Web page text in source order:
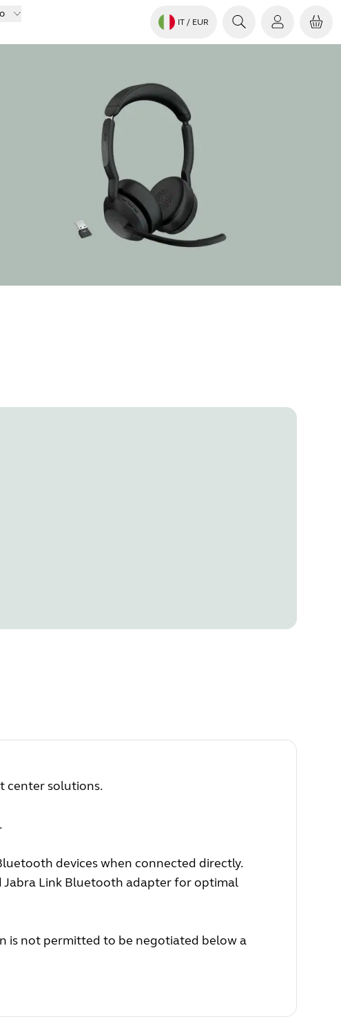
IT / EUR
center solutions.
devices when connected directly.
Jabra Link Bluetooth adapter for optimal
is not permitted to be negotiated below a